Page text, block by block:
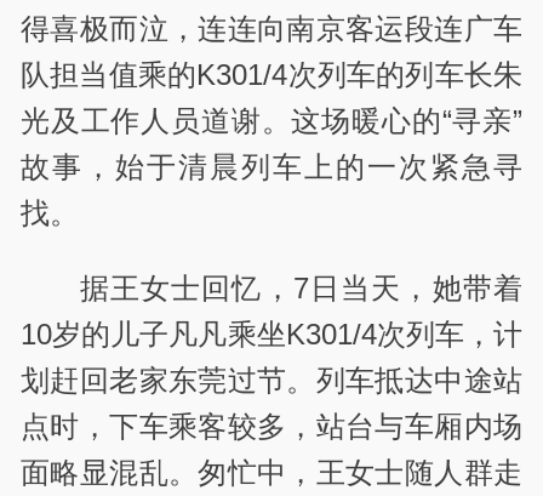
得喜极而泣，连连向南京客运段连广车
队担当值乘的K301/4次列车的列车长朱
光及工作人员道谢。这场暖心的“寻亲”
故事，始于清晨列车上的一次紧急寻
找。
据王女士回忆，7日当天，她带着
10岁的儿子凡凡乘坐K301/4次列车，计
划赶回老家东莞过节。列车抵达中途站
点时，下车乘客较多，站台与车厢内场
面略显混乱。匆忙中，王女士随人群走